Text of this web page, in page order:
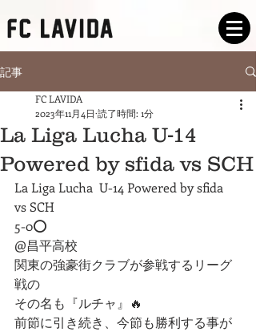
記事
La Liga Lucha U-14
Powered by sfida vs SCH
FC LAVIDA
2023年11月4日 読了時間: 1分
La Liga Lucha  U-14 Powered by sfida
vs SCH
5-0⭕️
@昌平高校
関東の強豪街クラブが参戦するリーグ
戦の
その名も『ルチャ』🔥
前節に引き続き、今節も勝利する事が